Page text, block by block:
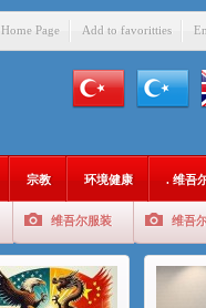
Home Page Add to favoritties
宗教 环境健康 . 维吾
维吾尔服装 维吾